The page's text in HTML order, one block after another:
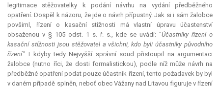
legitimace stěžovatelky k podání návrhu na vydání předběžného
opatření. Dospěl k názoru, že jde o návrh přípustný. Jak si i sám žalobce
povšiml, řízení o kasační stížnosti má vlastní úpravu účastenství
obsaženou v § 105 odst. 1 s. ř. s., kde se uvádí: "Účastníky řízení o
kasační stížnosti jsou stěžovatel a všichni, kdo byli účastníky původního
řízení." I kdyby tedy Nejvyšší správní soud přistoupil na argumentaci
žalobce (nutno říci, že dosti formalistickou), podle níž může návrh na
předběžné opatření podat pouze účastník řízení, tento požadavek by byl
v daném případě splněn, neboť obec Vážany nad Litavou figuruje v řízení